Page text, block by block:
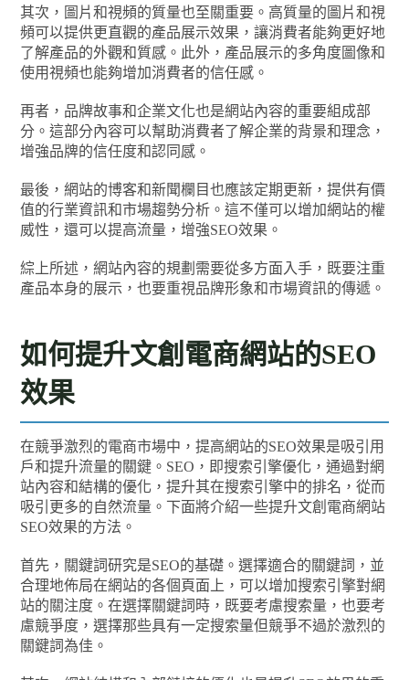
其次，圖片和視頻的質量也至關重要。高質量的圖片和視
頻可以提供更直觀的產品展示效果，讓消費者能夠更好地
了解產品的外觀和質感。此外，產品展示的多角度圖像和
使用視頻也能夠增加消費者的信任感。
再者，品牌故事和企業文化也是網站內容的重要組成部
分。這部分內容可以幫助消費者了解企業的背景和理念，
增強品牌的信任度和認同感。
最後，網站的博客和新聞欄目也應該定期更新，提供有價
值的行業資訊和市場趨勢分析。這不僅可以增加網站的權
威性，還可以提高流量，增強SEO效果。
綜上所述，網站內容的規劃需要從多方面入手，既要注重
產品本身的展示，也要重視品牌形象和市場資訊的傳遞。
如何提升文創電商網站的SEO
效果
在競爭激烈的電商市場中，提高網站的SEO效果是吸引用
戶和提升流量的關鍵。SEO，即搜索引擎優化，通過對網
站內容和結構的優化，提升其在搜索引擎中的排名，從而
吸引更多的自然流量。下面將介紹一些提升文創電商網站
SEO效果的方法。
首先，關鍵詞研究是SEO的基礎。選擇適合的關鍵詞，並
合理地佈局在網站的各個頁面上，可以增加搜索引擎對網
站的關注度。在選擇關鍵詞時，既要考慮搜索量，也要考
慮競爭度，選擇那些具有一定搜索量但競爭不過於激烈的
關鍵詞為佳。